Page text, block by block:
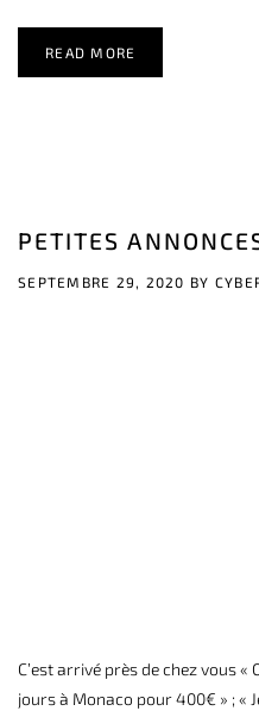
READ MORE
PETITES
SEPTEMBRE 29, 2020 BY
C’est arrivé près de chez vous
jours à Monaco pour 400€ » ; «